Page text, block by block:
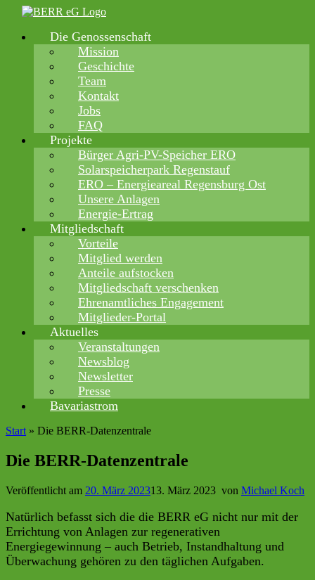
Zum
springen
Die Genossenschaft
Mission
Geschichte
Team
Kontakt
Jobs
FAQ
Projekte
Bürger Agri-PV-Speicher ERO
Solarspeicherpark Regenstauf
ERO – Energieareal Regensburg Ost
Unsere Anlagen
Energie-Ertrag
Mitgliedschaft
Vorteile
Mitglied werden
Anteile aufstocken
Mitgliedschaft verschenken
Ehrenamtliches Engagement
Mitglieder-Portal
Aktuelles
Veranstaltungen
Newsblog
Newsletter
Presse
Bavariastrom
Start » Die BERR-Datenzentrale
Die BERR-Datenzentrale
Veröffentlicht am 20. März 202313. März 2023 von Michael Koch
Natürlich befasst sich die die BERR eG nicht nur mit der
Errichtung von Anlagen zur regenerativen
Energiegewinnung – auch Betrieb, Instandhaltung und
Überwachung gehören zu den täglichen Aufgaben.